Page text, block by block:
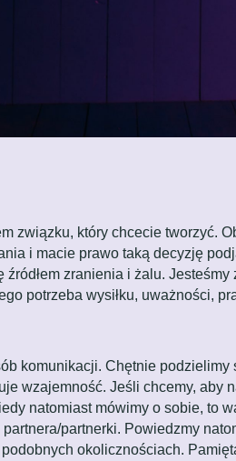
związku, który chcecie tworzyć.
i macie prawo taką decyzję
zranienia i żalu.
potrzeba wysiłku, uważności,
komunikacji. Chętnie
wzajemność. Jeśli chcemy, aby
natomiast mówimy o sobie, to
partnerki. Powiedzmy
okolicznościach.